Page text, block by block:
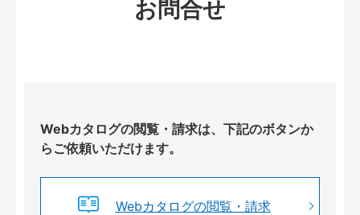
お問合せ
Webカタログの閲覧・請求は、下記のボタンか
らご依頼いただけます。
Webカタログの閲覧・請求